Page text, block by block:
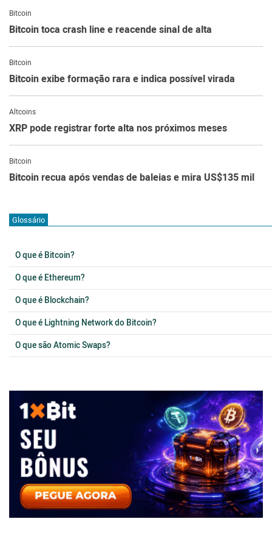
Bitcoin
Bitcoin toca crash line e reacende sinal de alta
Bitcoin
Bitcoin exibe formação rara e indica possível virada
Altcoins
XRP pode registrar forte alta nos próximos meses
Bitcoin
Bitcoin recua após vendas de baleias e mira US$135 mil
Glossário
O que é Bitcoin?
O que é Ethereum?
O que é Blockchain?
O que é Lightning Network do Bitcoin?
O que são Atomic Swaps?